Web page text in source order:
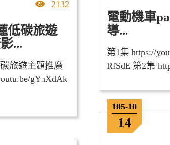
電動機車
導...
第1集 https://
RfSdE 第2集
點擊率
2132
低碳旅遊
...
旅遊主題推廣
gYnXdAk
105-10
14